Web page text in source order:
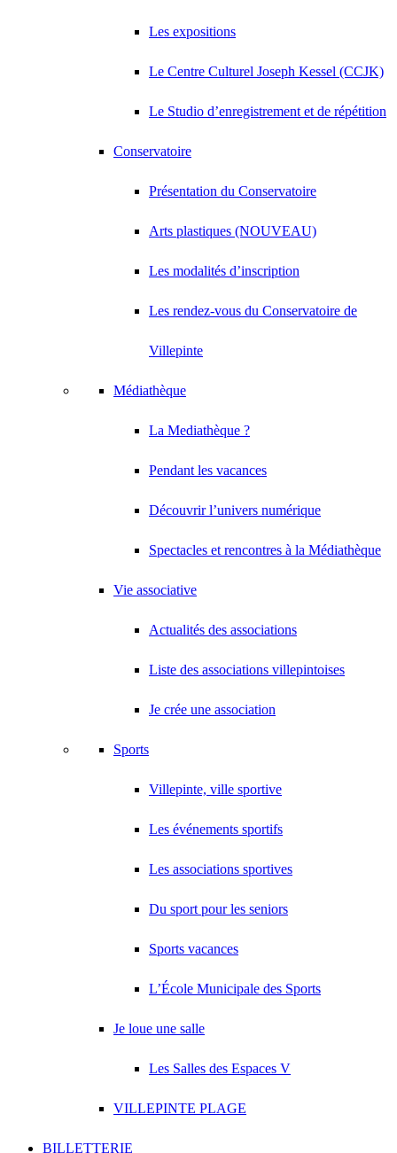
Les expositions
Le Centre Culturel Joseph Kessel (CCJK)
Le Studio d’enregistrement et de répétition
Conservatoire
Présentation du Conservatoire
Arts plastiques (NOUVEAU)
Les modalités d’inscription
Les rendez-vous du Conservatoire de
Villepinte
Médiathèque
La Mediathèque ?
Pendant les vacances
Découvrir l’univers numérique
Spectacles et rencontres à la Médiathèque
Vie associative
Actualités des associations
Liste des associations villepintoises
Je crée une association
Sports
Villepinte, ville sportive
Les événements sportifs
Les associations sportives
Du sport pour les seniors
Sports vacances
L’École Municipale des Sports
Je loue une salle
Les Salles des Espaces V
VILLEPINTE PLAGE
BILLETTERIE